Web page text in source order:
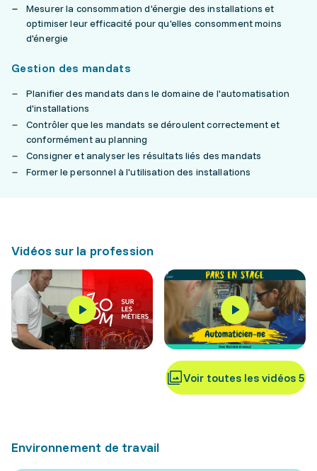
Mesurer la consommation d'énergie des installations et
optimiser leur efficacité pour qu'elles consomment moins
d'énergie
Gestion des mandats
Planifier des mandats dans le domaine de l'automatisation
d'installations
Contrôler que les mandats se déroulent correctement et
conformément au planning
Consigner et analyser les résultats liés des mandats
Former le personnel à l'utilisation des installations
Vidéos sur la profession
Voir toutes les vidéos 5
Environnement de travail